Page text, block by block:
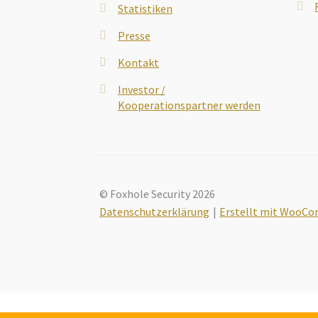
Statistiken
Presse
Kontakt
Investor /
Kooperationspartner werden
© Foxhole Security 2026
Datenschutzerklärung
Erstellt mit